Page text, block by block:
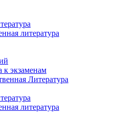
литература
к экзаменам
Литература
литература